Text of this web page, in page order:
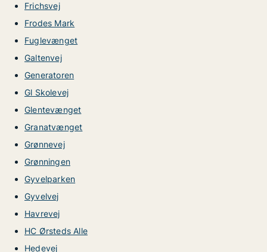
Frichsvej
Frodes Mark
Fuglevænget
Galtenvej
Generatoren
Gl Skolevej
Glentevænget
Granatvænget
Grønnevej
Grønningen
Gyvelparken
Gyvelvej
Havrevej
HC Ørsteds Alle
Hedevej